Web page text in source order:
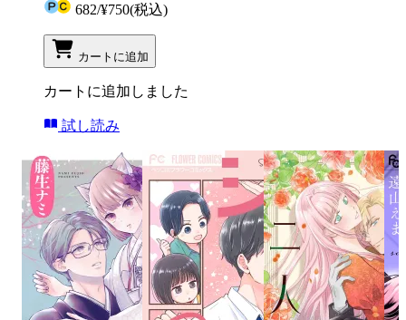
682/¥750(税込)
カートに追加
カートに追加しました
試し読み